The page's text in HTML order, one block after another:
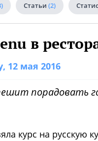
Статьи (2)
в
, 12 мая 2016
порадовать
курс на русскую